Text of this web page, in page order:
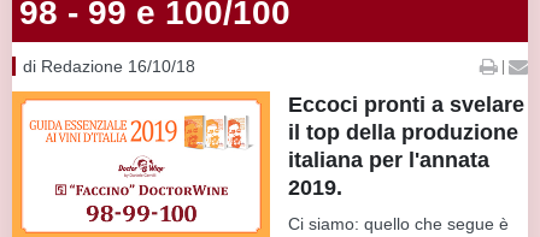
98 - 99 e 100/100
di Redazione 16/10/18 |
Eccoci pronti a svelare
il top della produzione
italiana per l'annata
2019.
Ci siamo: quello che segue è